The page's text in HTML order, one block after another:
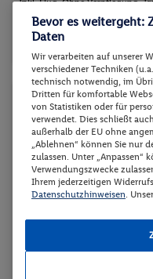
Inkl. Flug,Ohne Verpflegung,
flexible Umbuchung &
Bevor es weitergeht:
Daten
Wir verarbeiten auf unserer
verschiedener Techniken
technisch notwendig, im
Dritten für komfortable
von Statistiken oder für
verwendet. Dies schließt
außerhalb der EU ohne
„Ablehnen“ können Sie nur
zulassen. Unter „Anpassen“
Verwendungszwecke
Ihrem jederzeitigen
Datenschutzhinweisen.